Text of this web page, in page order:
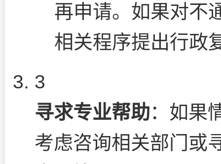
再申请。如果对不
相关程序提出行政
3
寻求专业帮助：如果
考虑咨询相关部门或